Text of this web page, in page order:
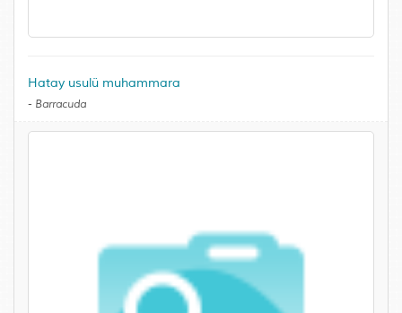
Hatay usulü muhammara
- Barracuda